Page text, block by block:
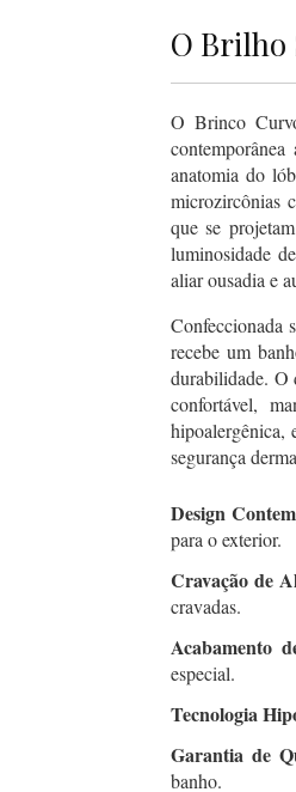
O Brilho
O Brinco
anatomia do
microzircônias
que se
luminosidade
aliar ousadia e
Confeccionada
recebe um
durabilidade. O
confortável,
hipoalergênica,
segurança
Design
para o exterior.
Cravação de
cravadas.
Acabamento
especial.
Tecnologia
Garantia de
banho.